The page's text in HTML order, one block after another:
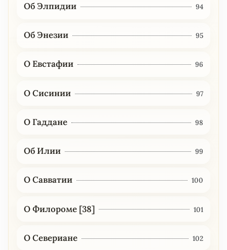
Об Элпидии 94
Об Энезии 95
О Евстафии 96
О Сисинии 97
О Гаддане 98
Об Илии 99
О Савватии 100
О Филороме [38] 101
О Севериане 102